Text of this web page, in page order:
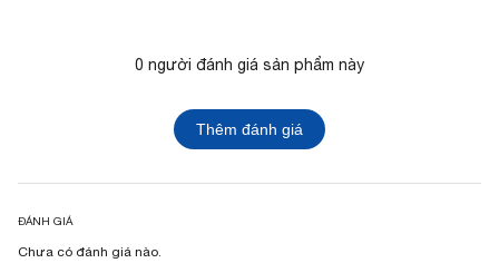
0 người đánh giá sản phẩm này
Thêm đánh giá
ĐÁNH GIÁ
Chưa có đánh giá nào.